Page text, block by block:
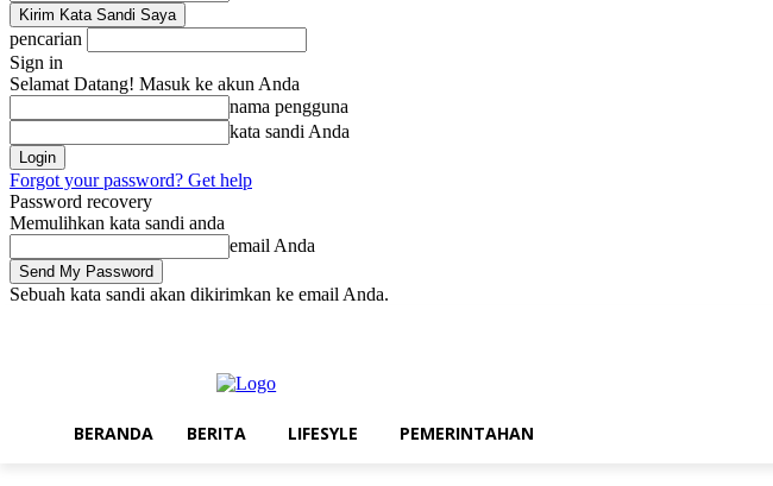
pencarian
Sign in
Selamat Datang! Masuk ke akun Anda
nama pengguna
kata sandi Anda
Forgot your password? Get help
Password recovery
Memulihkan kata sandi anda
email Anda
Sebuah kata sandi akan dikirimkan ke email Anda.
BERANDA BERITA LIFESYLE PEMERINTAHAN